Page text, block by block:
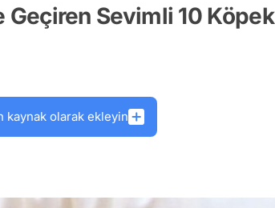
Geçiren Sevimli 10 Köpek
kaynak olarak ekleyin